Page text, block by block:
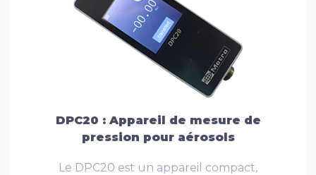
DPC20 : Appareil de mesure de
pression pour aérosols
Le DPC20 est un appareil compact,